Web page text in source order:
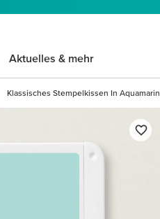
Aktuelles & mehr
Klassisches Stempelkissen In Aquamarin